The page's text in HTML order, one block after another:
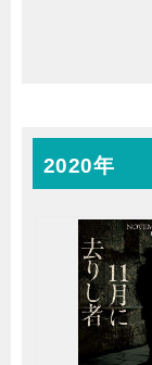
2020年